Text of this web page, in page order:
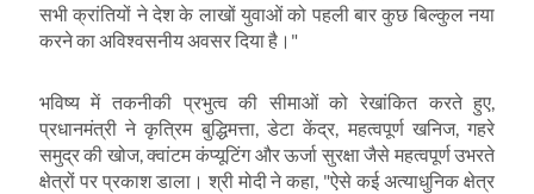
सभी क्रांतियों ने देश के लाखों युवाओं को पहली बार कुछ बिल्कुल नया
करने का अविश्वसनीय अवसर दिया है।"
भविष्य में तकनीकी प्रभुत्व की सीमाओं को रेखांकित करते हुए
प्रधानमंत्री ने कृत्रिम बुद्धिमत्ता,डेटा केंद्र महत्वपूर्ण खनिज,गहरे
समुद्र की खोज,क्वांटम कंप्यूटिंग और ऊर्जा सुरक्षा जैसे महत्वपूर्ण उभरते
क्षेत्रों पर प्रकाश डाला। श्री मोदी ने कहा , "ऐसे कई अत्याधुनिक क्षेत्र